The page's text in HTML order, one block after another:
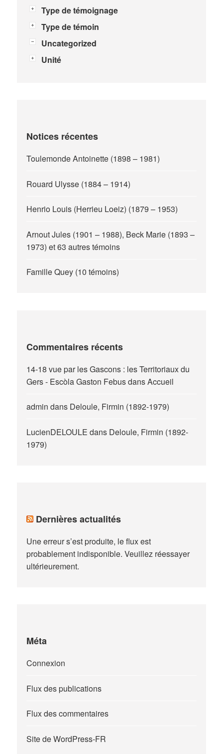
Type de témoignage
Type de témoin
Uncategorized
Unité
Notices récentes
Toulemonde Antoinette (1898 – 1981)
Rouard Ulysse (1884 – 1914)
Henrio Louis (Herrieu Loeiz) (1879 – 1953)
Arnout Jules (1901 – 1988), Beck Marie (1893 –
1973) et 63 autres témoins
Famille Quey (10 témoins)
Commentaires récents
14-18 vue par les Gascons : les Territoriaux du
Gers - Escòla Gaston FebusdansAccueil
admin dans Deloule, Firmin (1892-1979)
LucienDELOULE dans Deloule, Firmin (1892-
1979)
Dernières actualités
Une erreur s’est produite, le flux est
probablement indisponible. Veuillez réessayer
ultérieurement.
Méta
Connexion
Flux des publications
Flux des commentaires
Site de WordPress-FR